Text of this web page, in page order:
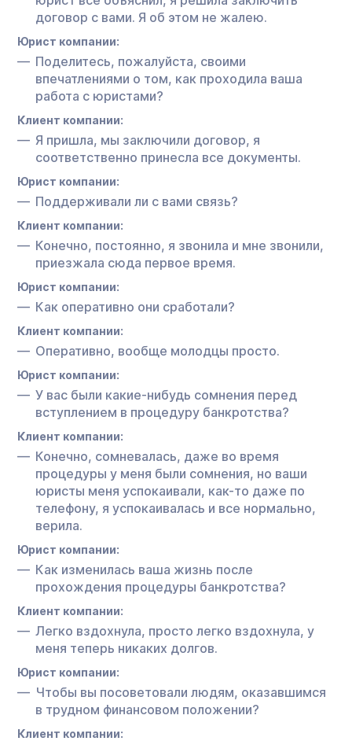
договор с вами. Я об этом не жалею.
Юрист компании:
Поделитесь, пожалуйста, своими
впечатлениями о том, как проходила ваша
работа с юристами?
Клиент компании:
Я пришла, мы заключили договор, я
соответственно принесла все документы.
Юрист компании:
Поддерживали ли с вами связь?
Клиент компании:
Конечно, постоянно, я звонила и мне звонили,
приезжала сюда первое время.
Юрист компании:
Как оперативно они сработали?
Клиент компании:
Оперативно, вообще молодцы просто.
Юрист компании:
У вас были какие-нибудь сомнения перед
вступлением в процедуру банкротства?
Клиент компании:
Конечно, сомневалась, даже во время
процедуры у меня были сомнения, но ваши
юристы меня успокаивали, как-то даже по
телефону, я успокаивалась и все нормально,
верила.
Юрист компании:
Как изменилась ваша жизнь после
прохождения процедуры банкротства?
Клиент компании:
Легко вздохнула, просто легко вздохнула, у
меня теперь никаких долгов.
Юрист компании:
Чтобы вы посоветовали людям, оказавшимся
в трудном финансовом положении?
Клиент компании: